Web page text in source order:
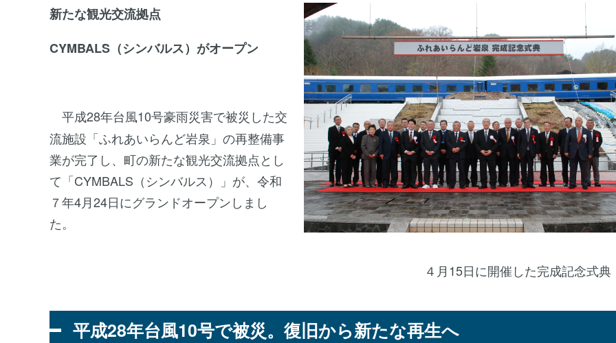
新たな観光交流拠点
CYMBALS（シンバルス）がオープン
平成28年台風10号豪雨災害で被災した交
流施設「ふれあいらんど岩泉」の再整備事
業が完了し、町の新たな観光交流拠点とし
て「CYMBALS（シンバルス）」が、令和
７年4月24日にグランドオープンしまし
た。
４月15日に開催した完成記念式典
平成28年台風10号で被災。復旧から新たな再生へ